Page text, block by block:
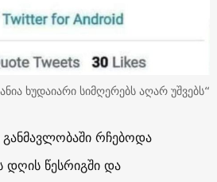
ხუდაიარი სიმღერებს აღარ უშვებს“
განმავლობაში რჩებოდა
წესრიგში და